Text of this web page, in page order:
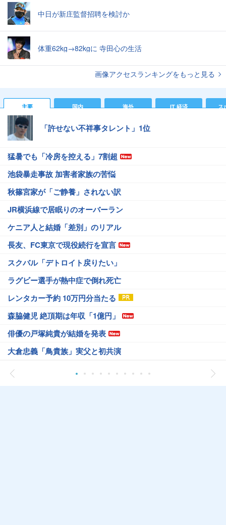
中日が新庄監督招聘を検討か
体重62kg→82kgに 寺田心の生活
画像アクセスランキングをもっと見る
主要 国内 海外 IT 経済 ス
「許せない不祥事タレント」1位
猛暑でも「冷房を控える」7割超
池袋暴走事故 加害者家族の苦悩
秋篠宮家が「ご静養」されない訳
JR横浜線で居眠りのオーバーラン
ケニア人と結婚「差別」のリアル
長友、FC東京で現役続行を宣言
スクバル「デトロイト戻りたい」
ラグビー選手が熱中症で倒れ死亡
レンタカー予約 10万円分当たる
森脇健児 絶頂期は年収「1億円」
俳優の戸塚純貴が結婚を発表
大倉忠義「鳥貴族」実父と初共演